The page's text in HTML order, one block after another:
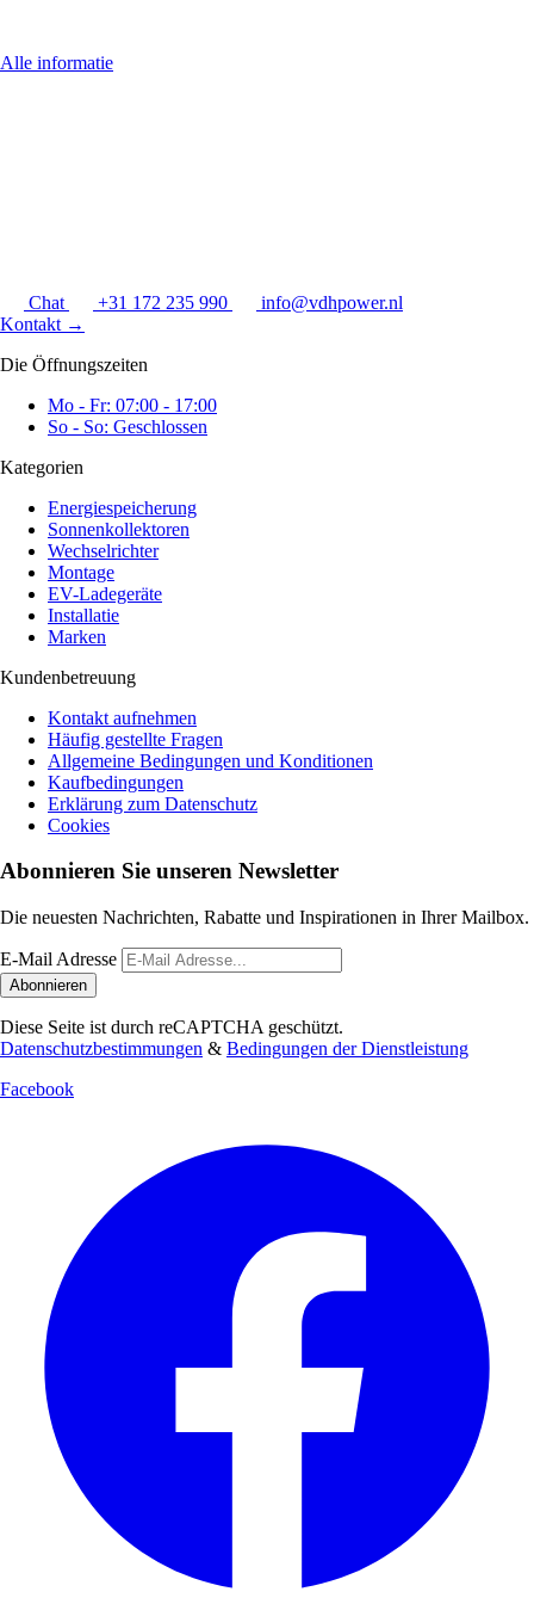
Alle informatie
Chat +31 172 235 990
info@vdhpower.nl
Kontakt →
Die Öffnungszeiten
Mo - Fr: 07:00 - 17:00
So - So: Geschlossen
Kategorien
Energiespeicherung
Sonnenkollektoren
Wechselrichter
Montage
EV-Ladegeräte
Installatie
Marken
Kundenbetreuung
Kontakt aufnehmen
Häufig gestellte Fragen
Allgemeine Bedingungen und Konditionen
Kaufbedingungen
Erklärung zum Datenschutz
Cookies
Abonnieren Sie unseren Newsletter
Die neuesten Nachrichten, Rabatte und Inspirationen in Ihrer Mailbox.
E-Mail Adresse
Abonnieren
Diese Seite ist durch reCAPTCHA geschützt.
Datenschutzbestimmungen & Bedingungen der Dienstleistung
Facebook